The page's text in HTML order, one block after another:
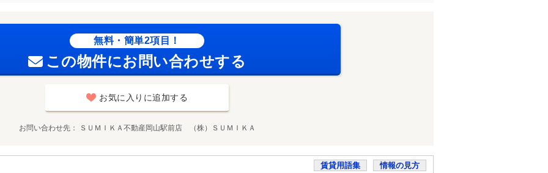
無料・簡単2項目！
この物件にお問い合わせする
お気に入りに追加する
お問い合わせ先 ＳＵＭＩＫＡ不動産岡山駅前店 （株）ＳＵＭＩＫＡ
賃貸用語集 情報の見方